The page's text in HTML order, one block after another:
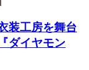
装工房を舞台
ダイヤモン